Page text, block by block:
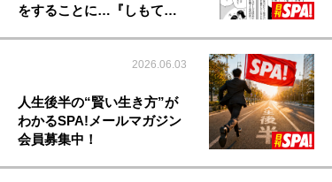
をすることに…『しもて…
2026.06.03
人生後半の“賢い生き方”が
わかるSPA!メールマガジン
会員募集中！